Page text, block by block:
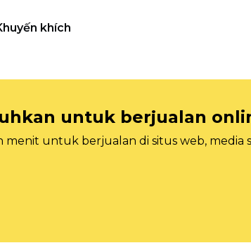
khích
untuk berjualan
untuk berjualan di situs web, media